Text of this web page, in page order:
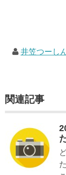
井笠つーし
関連記事